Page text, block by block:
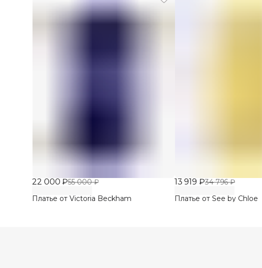
22 000 ₽55 000 ₽
Платье от Victoria Beckham
13 919 ₽34 796 ₽
Платье от See by Chloe